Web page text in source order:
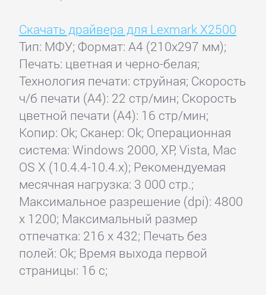
Скачать драйвера для Lexmark X2500
Тип: МФУ; Формат: A4 (210x297 мм);
Печать: цветная и черно-белая;
Технология печати: струйная; Скорость
ч/б печати (А4): 22 стр/мин; Скорость
цветной печати (А4): 16 стр/мин;
Копир: Ok; Сканер: Ok; Операционная
система: Windows 2000, XP, Vista, Mac
OS X (10.4.4-10.4.x); Рекомендуемая
месячная нагрузка: 3 000 стр.;
Максимальное разрешение (dpi): 4800
x 1200; Максимальный размер
отпечатка: 216 x 432; Печать без
полей: Ok; Время выхода первой
страницы: 16 с;